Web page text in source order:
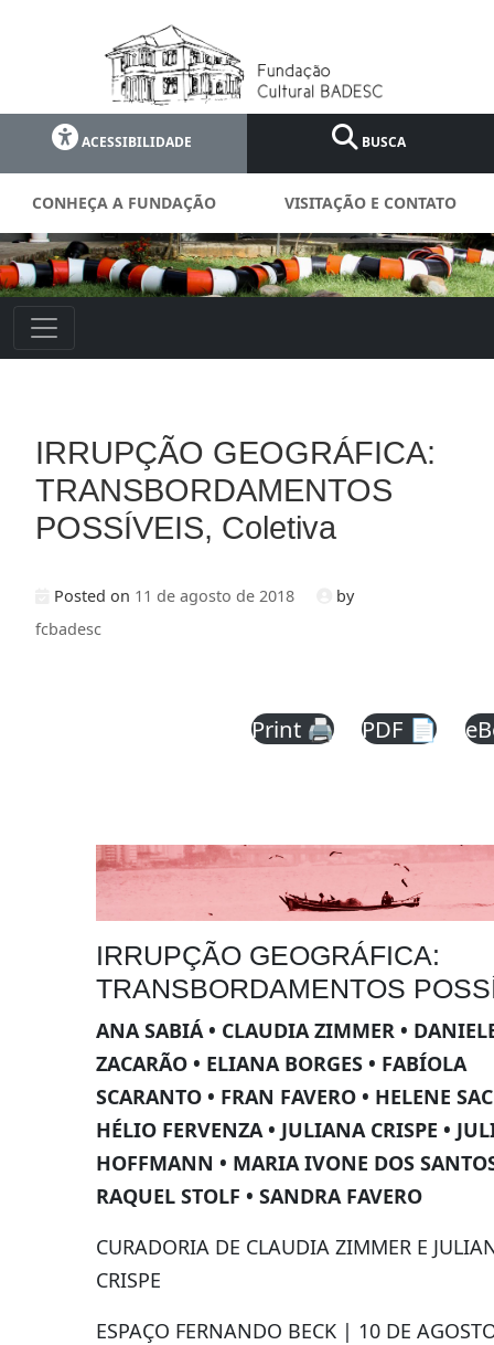
ACESSIBILIDADE BUSCA
CONHEÇA A FUNDAÇÃO VISITAÇÃO E CONTATO
IRRUPÇÃO GEOGRÁFICA:
TRANSBORDAMENTOS
POSSÍVEIS, Coletiva
Posted on 11 de agosto de 2018
by
fcbadesc
Print 🖨 PDF 📄
IRRUPÇÃO GEOGRÁFICA:
TRANSBORDAMENTOS
ANA SABIÁ • CLAUDIA ZIMMER •
ZACARÃO • ELIANA BORGES • FABÍOLA
SCARANTO • FRAN FAVERO • HELENE
HÉLIO FERVENZA • JULIANA CRISPE •
HOFFMANN • MARIA IVONE DOS
RAQUEL STOLF • SANDRA FAVERO
CURADORIA DE CLAUDIA ZIMMER E
CRISPE
ESPAÇO FERNANDO BECK | 10 DE